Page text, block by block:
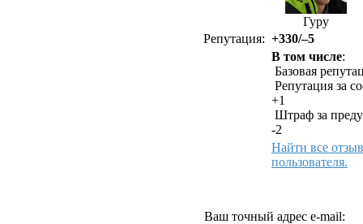
Гуру
Репутация: +330/–5
В том числе:
Базовая
Репутация за
+1
Штраф за
-2
Найти все
пользователя.
Ваш точный адрес e-mail: